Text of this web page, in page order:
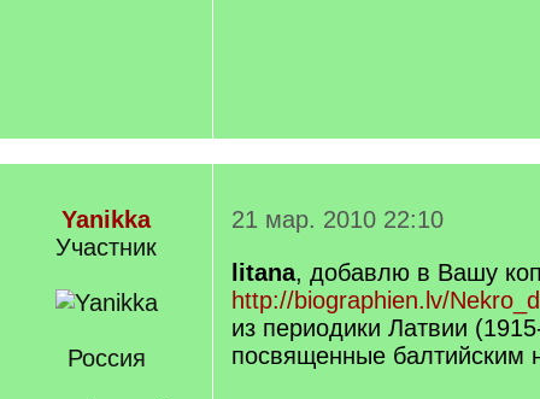
Yanikka
Участник
Россия
21 мар. 2010 22:10
litana, добавлю в Вашу
http://biographien.lv/
из периодики Латвии
посвященные балтийским